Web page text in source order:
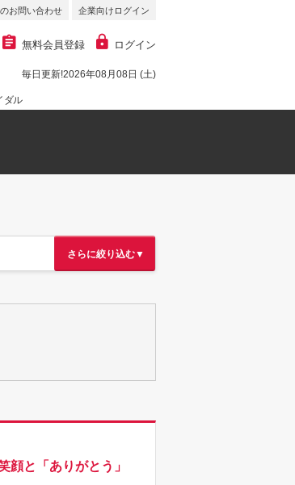
お問い合わせ 企業向けログイン
無料会員登録 ログイン
毎日更新!2026年08月08日 (土)
ダル
さらに絞り込む▼
と「ありがとう」